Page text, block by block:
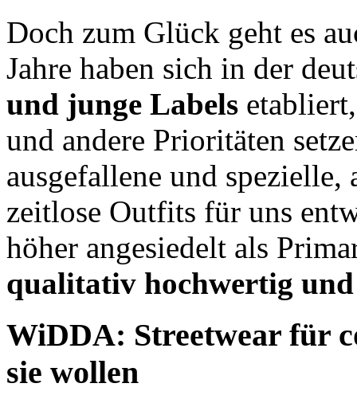
Doch zum Glück geht es
Jahre haben sich in der
und junge Labels
und andere Prioritäten
ausgefallene und spezielle,
zeitlose Outfits für uns
höher angesiedelt als
qualitativ hochwertig
WiDDA: Streetwear für
sie wollen